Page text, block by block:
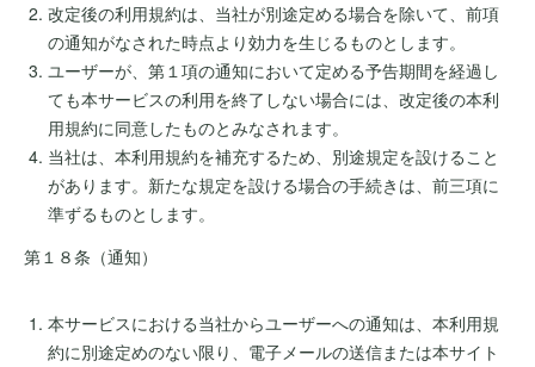
改定後の利用規約は、当社が別途定める場合を除いて、前項
の通知がなされた時点より効力を生じるものとします。
ユーザーが、第１項の通知において定める予告期間を経過し
ても本サービスの利用を終了しない場合には、改定後の本利
用規約に同意したものとみなされます。
当社は、本利用規約を補充するため、別途規定を設けること
があります。新たな規定を設ける場合の手続きは、前三項に
準ずるものとします。
第１８条（通知）
本サービスにおける当社からユーザーへの通知は、本利用規
約に別途定めのない限り、電子メールの送信または本サイト